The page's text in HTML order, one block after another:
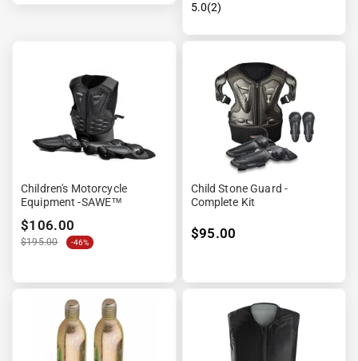
5.0(2)
Children's Motorcycle
Equipment -SAWE™
$106.00
$195.00 -46%
Child Stone Guard -
Complete Kit
$95.00